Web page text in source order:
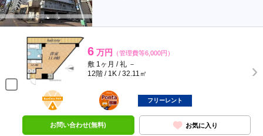
6 万円 （管理費等6,000円）
敷 1ヶ月 / 礼 －
12階 / 1K / 32.11㎡
BunChinPAY
ポンタ
部屋
フリーレント
お問い合わせ(無料) お気に入り